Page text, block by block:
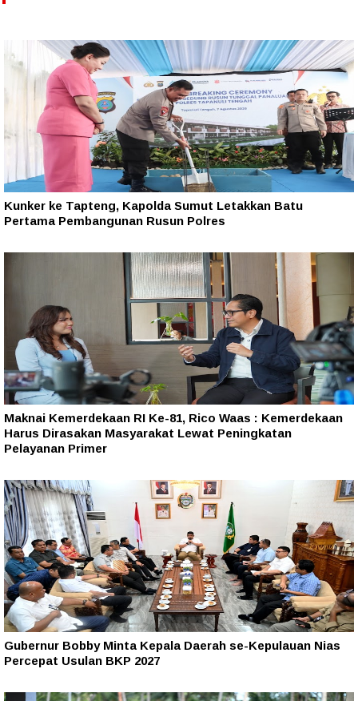
Kunker ke Tapteng, Kapolda Sumut Letakkan Batu
Pertama Pembangunan Rusun Polres
Maknai Kemerdekaan RI Ke-81, Rico Waas : Kemerdekaan
Harus Dirasakan Masyarakat Lewat Peningkatan
Pelayanan Primer
Gubernur Bobby Minta Kepala Daerah se-Kepulauan Nias
Percepat Usulan BKP 2027